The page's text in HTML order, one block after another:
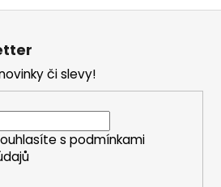
či slevy!
s podmínkami